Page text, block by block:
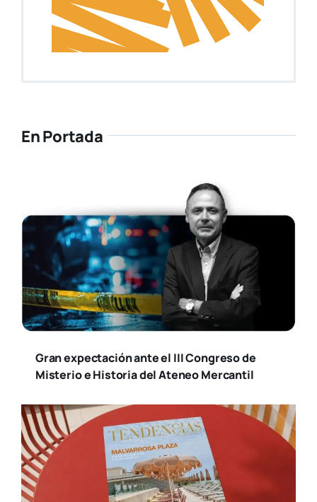
En Portada
Gran expectación ante el III Congreso de
Misterio e Historia del Ateneo Mercantil